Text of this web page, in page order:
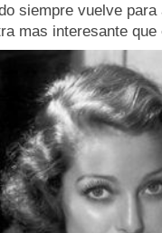
siempre vuelve
mas interesante